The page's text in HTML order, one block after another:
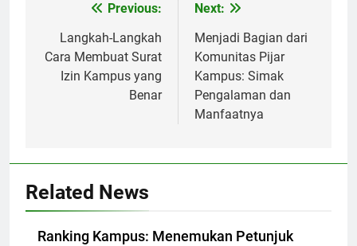
navigation
Previous:
Langkah-Langkah
Cara Membuat Surat
Izin Kampus yang
Benar
Next:
Menjadi Bagian dari
Komunitas Pijar
Kampus: Simak
Pengalaman dan
Manfaatnya
Related News
Ranking Kampus: Menemukan Petunjuk